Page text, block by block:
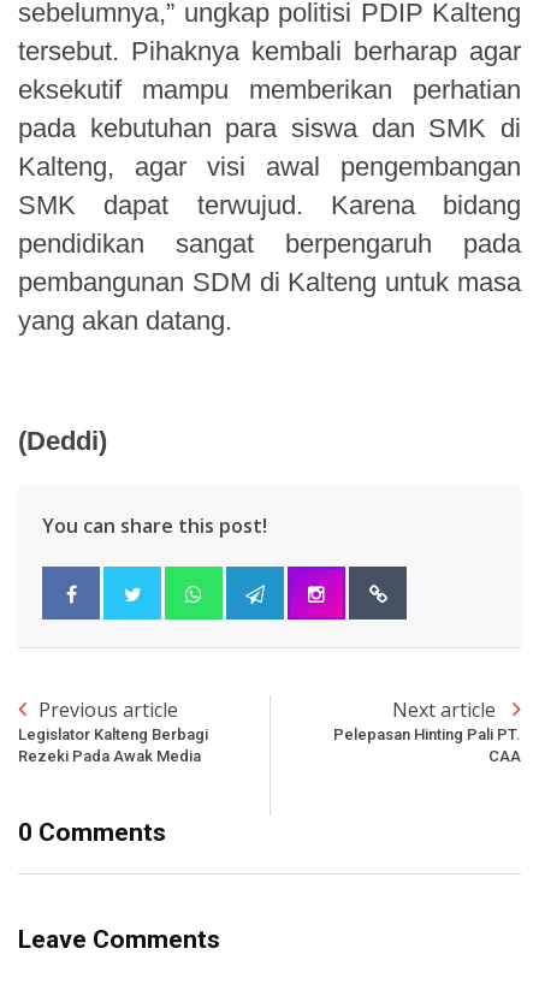
sebelumnya,” ungkap politisi PDIP Kalteng
tersebut. Pihaknya kembali berharap agar
eksekutif mampu memberikan perhatian
pada kebutuhan para siswa dan SMK di
Kalteng, agar visi awal pengembangan
SMK dapat terwujud. Karena bidang
pendidikan sangat berpengaruh pada
pembangunan SDM di Kalteng untuk masa
yang akan datang.
(Deddi)
You can share this post!
Previous article
Legislator Kalteng Berbagi
Rezeki Pada Awak Media
Next article
Pelepasan Hinting Pali PT.
CAA
0 Comments
Leave Comments